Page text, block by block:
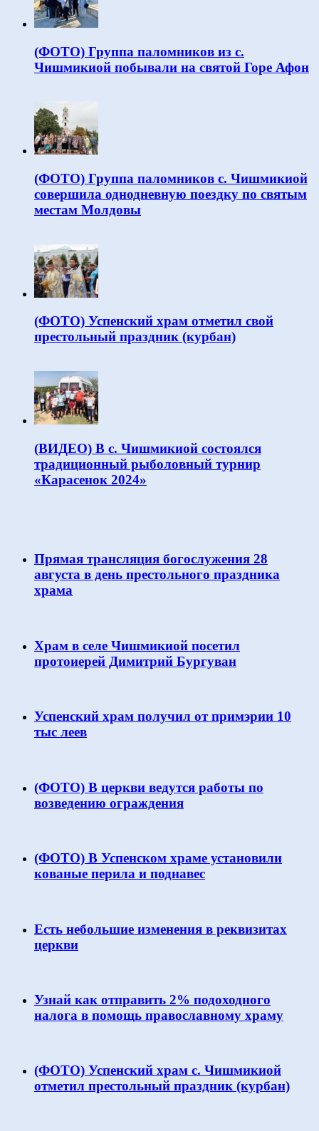
(ФОТО) Группа паломников из с.
Чишмикиой побывали на святой Горе Афон
(ФОТО) Группа паломников с. Чишмикиой
совершила однодневную поездку по святым
местам Молдовы
(ФОТО) Успенский храм отметил свой
престольный праздник (курбан)
(ВИДЕО) В с. Чишмикиой состоялся
традиционный рыболовный турнир
«Карасенок 2024»
Прямая трансляция богослужения 28
августа в день престольного праздника
храма
Храм в селе Чишмикиой посетил
протоиерей Димитрий Бургуван
Успенский храм получил от примэрии 10
тыс леев
(ФОТО) В церкви ведутся работы по
возведению ограждения
(ФОТО) В Успенском храме установили
кованые перила и поднавес
Есть небольшие изменения в реквизитах
церкви
Узнай как отправить 2% подоходного
налога в помощь православному храму
(ФОТО) Успенский храм с. Чишмикиой
отметил престольный праздник (курбан)